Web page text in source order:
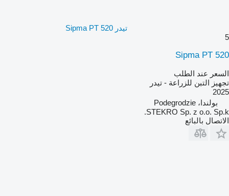
تيدر Sipma PT 520
5
Sipma PT 520
السعر عند الطلب
تجهيز التبن للزراعة - تيدر
2025
بولندا، Podegrodzie
STEKRO Sp. z o.o. Sp.k.
الاتصال بالبائع